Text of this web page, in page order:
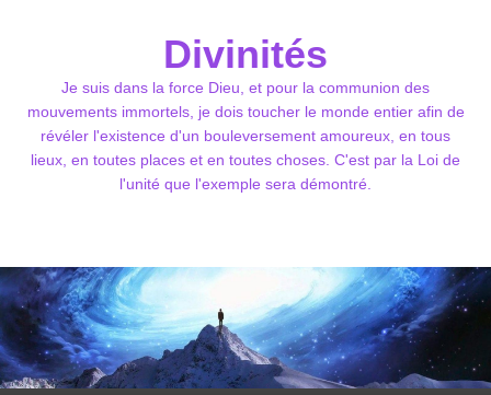
Divinités
Je suis dans la force Dieu, et pour la communion des
mouvements immortels, je dois toucher le monde entier afin de
révéler l'existence d'un bouleversement amoureux, en tous
lieux, en toutes places et en toutes choses. C'est par la Loi de
l'unité que l'exemple sera démontré.